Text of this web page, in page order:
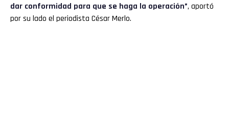
dar conformidad para que se haga la operación”, aportó
por su lado el periodista César Merlo.